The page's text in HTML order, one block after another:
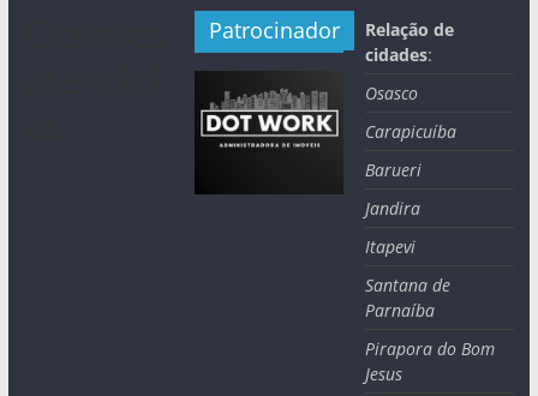
Patrocinador
Relação de
cidades:
Osasco
Carapicuíba
Barueri
Jandira
Itapevi
Santana de
Parnaíba
Pirapora do Bom
Jesus